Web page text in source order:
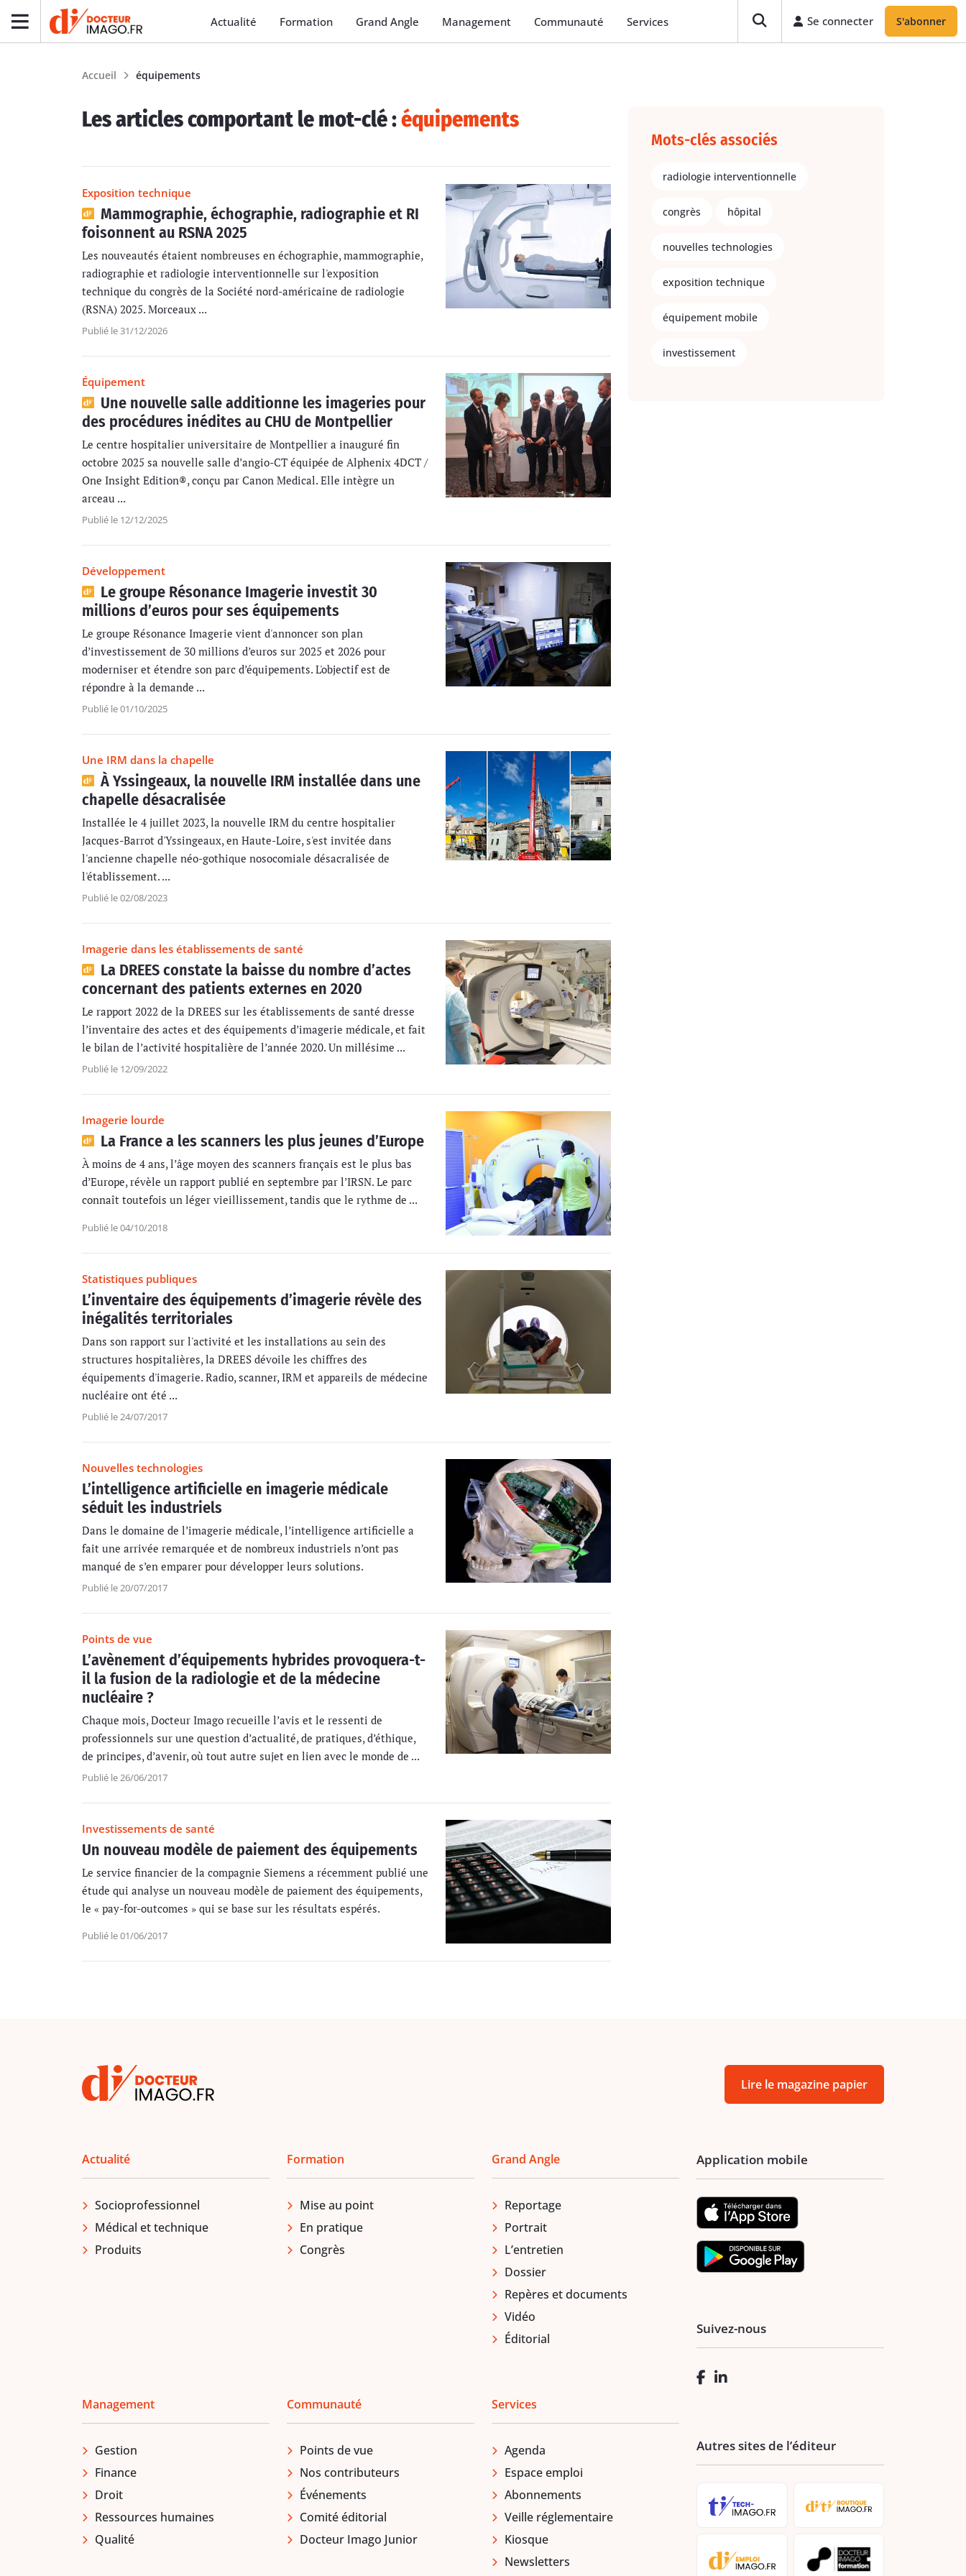
Actualité Formation Grand Angle Management Communauté Services Se connecter S'abonner
Accueil équipements
Les articles comportant le mot-clé :équipements
Exposition technique
Mammographie, échographie, radiographie et RI
foisonnent au RSNA 2025
Les nouveautés étaient nombreuses en échographie, mammographie,
radiographie et radiologie interventionnelle sur l'exposition
technique du congrès de la Société nord-américaine de radiologie
(RSNA) 2025. Morceaux ...
Publié le 31/12/2026
Équipement
Une nouvelle salle additionne les imageries pour
des procédures inédites au CHU de Montpellier
Le centre hospitalier universitaire de Montpellier a inauguré fin
octobre 2025 sa nouvelle salle d’angio-CT équipée de Alphenix 4DCT /
One Insight Edition®, conçu par Canon Medical. Elle intègre un
arceau ...
Publié le 12/12/2025
Développement
Le groupe Résonance Imagerie investit 30
millions d’euros pour ses équipements
Le groupe Résonance Imagerie vient d'annoncer son plan
d’investissement de 30 millions d’euros sur 2025 et 2026 pour
moderniser et étendre son parc d’équipements. L'objectif est de
répondre à la demande ...
Publié le 01/10/2025
Une IRM dans la chapelle
À Yssingeaux, la nouvelle IRM installée dans une
chapelle désacralisée
Installée le 4 juillet 2023, la nouvelle IRM du centre hospitalier
Jacques-Barrot d'Yssingeaux, en Haute-Loire, s'est invitée dans
l'ancienne chapelle néo-gothique nosocomiale désacralisée de
l'établissement. ...
Publié le 02/08/2023
Imagerie dans les établissements de santé
La DREES constate la baisse du nombre d’actes
concernant des patients externes en 2020
Le rapport 2022 de la DREES sur les établissements de santé dresse
l’inventaire des actes et des équipements d’imagerie médicale, et fait
le bilan de l’activité hospitalière de l’année 2020. Un millésime ...
Publié le 12/09/2022
Imagerie lourde
La France a les scanners les plus jeunes d’Europe
À moins de 4 ans, l’âge moyen des scanners français est le plus bas
d’Europe, révèle un rapport publié en septembre par l’IRSN. Le parc
connaît toutefois un léger vieillissement, tandis que le rythme de ...
Publié le 04/10/2018
Statistiques publiques
L’inventaire des équipements d’imagerie révèle des
inégalités territoriales
Dans son rapport sur l'activité et les installations au sein des
structures hospitalières, la DREES dévoile les chiffres des
équipements d'imagerie. Radio, scanner, IRM et appareils de médecine
nucléaire ont été ...
Publié le 24/07/2017
Nouvelles technologies
L’intelligence artificielle en imagerie médicale
séduit les industriels
Dans le domaine de l’imagerie médicale, l’intelligence artificielle a
fait une arrivée remarquée et de nombreux industriels n’ont pas
manqué de s’en emparer pour développer leurs solutions.
Publié le 20/07/2017
Points de vue
L’avènement d’équipements hybrides provoquera-t-
il la fusion de la radiologie et de la médecine
nucléaire ?
Chaque mois, Docteur Imago recueille l’avis et le ressenti de
professionnels sur une question d’actualité, de pratiques, d’éthique,
de principes, d’avenir, où tout autre sujet en lien avec le monde de ...
Publié le 26/06/2017
Investissements de santé
Un nouveau modèle de paiement des équipements
Le service financier de la compagnie Siemens a récemment publié une
étude qui analyse un nouveau modèle de paiement des équipements,
le « pay-for-outcomes » qui se base sur les résultats espérés.
Publié le 01/06/2017
Mots-clés associés
radiologie interventionnelle
congrès hôpital
nouvelles technologies
exposition technique
équipement mobile
investissement
Lire le magazine papier
Actualité
Socioprofessionnel
Médical et technique
Produits
Formation
Mise au point
En pratique
Congrès
Grand Angle
Reportage
Portrait
L’entretien
Dossier
Repères et documents
Vidéo
Éditorial
Management
Gestion
Finance
Droit
Ressources humaines
Qualité
Communauté
Points de vue
Nos contributeurs
Événements
Comité éditorial
Docteur Imago Junior
Services
Agenda
Espace emploi
Abonnements
Veille réglementaire
Kiosque
Newsletters
Application mobile
Suivez-nous
Autres sites de l’éditeur